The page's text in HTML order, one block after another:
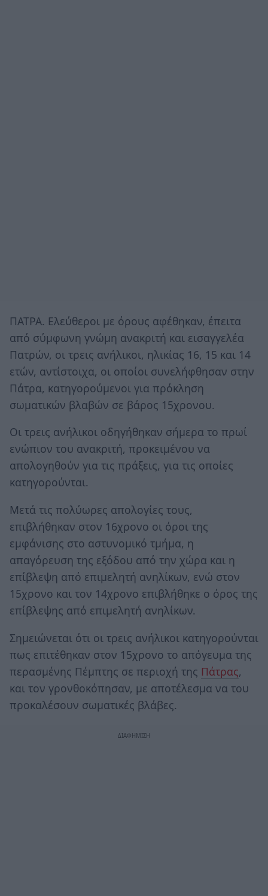
ΠΑΤΡΑ. Ελεύθεροι με όρους αφέθηκαν, έπειτα
από σύμφωνη γνώμη ανακριτή και εισαγγελέα
Πατρών, οι τρεις ανήλικοι, ηλικίας 16, 15 και 14
ετών, αντίστοιχα, οι οποίοι συνελήφθησαν στην
Πάτρα, κατηγορούμενοι για πρόκληση
σωματικών βλαβών σε βάρος 15χρονου.
Οι τρεις ανήλικοι οδηγήθηκαν σήμερα το πρωί
ενώπιον του ανακριτή, προκειμένου να
απολογηθούν για τις πράξεις, για τις οποίες
κατηγορούνται.
Μετά τις πολύωρες απολογίες τους,
επιβλήθηκαν στον 16χρονο οι όροι της
εμφάνισης στο αστυνομικό τμήμα, η
απαγόρευση της εξόδου από την χώρα και η
επίβλεψη από επιμελητή ανηλίκων, ενώ στον
15χρονο και τον 14χρονο επιβλήθηκε ο όρος της
επίβλεψης από επιμελητή ανηλίκων.
Σημειώνεται ότι οι τρεις ανήλικοι κατηγορούνται
πως επιτέθηκαν στον 15χρονο το απόγευμα της
περασμένης Πέμπτης σε περιοχή της Πάτρας,
και τον γρονθοκόπησαν, με αποτέλεσμα να του
προκαλέσουν σωματικές βλάβες.